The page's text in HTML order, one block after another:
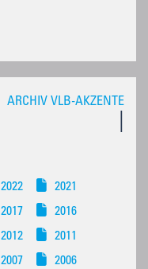
ARCHIV VLB-AKZENTE
2022
2021
2017
2016
2012
2011
2007
2006